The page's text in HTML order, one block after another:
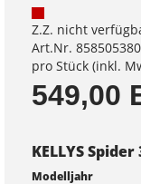
Z.Z. nicht
Art.Nr.
pro Stück (inkl.
549,00
KELLYS
Modelljahr